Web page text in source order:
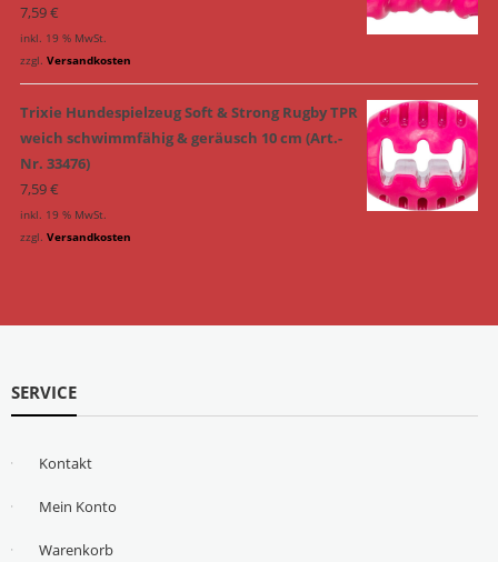
7,59€
inkl. 19 % MwSt.
zzgl. Versandkosten
Trixie Hundespielzeug Soft & Strong Rugby TPR
weich schwimmfähig & geräusch 10 cm (Art.-
Nr. 33476)
7,59€
inkl. 19 % MwSt.
zzgl. Versandkosten
SERVICE
Kontakt
Mein Konto
Warenkorb